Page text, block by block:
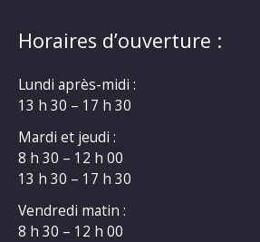
Horaires d’ouverture :
Lundi après-midi :
13 h 30 – 17 h 30
Mardi et jeudi :
8 h 30 – 12 h 00
13 h 30 – 17 h 30
Vendredi matin :
8 h 30 – 12 h 00